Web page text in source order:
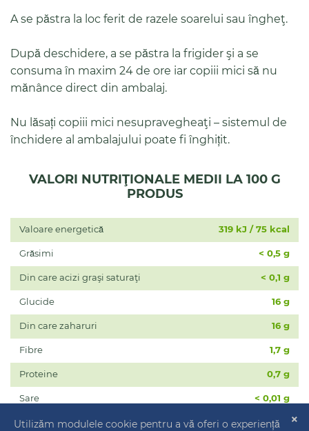
A se păstra la loc ferit de razele soarelui sau îngheţ.
După deschidere, a se păstra la frigider şi a se
consuma în maxim 24 de ore iar copiii mici să nu
mănânce direct din ambalaj.
Nu lăsați copiii mici nesupravegheaţi – sistemul de
închidere al ambalajului poate fi înghițit.
VALORI NUTRIŢIONALE MEDII LA 100 G
PRODUS
Valoare energetică 319 kJ / 75 kcal
Grăsimi < 0,5 g
Din care acizi graşi saturaţi < 0,1 g
Glucide 16 g
Din care zaharuri 16 g
Fibre 1,7 g
Proteine 0,7 g
Sare < 0,01 g
Vitamina C 12 mg (15% VNR*)